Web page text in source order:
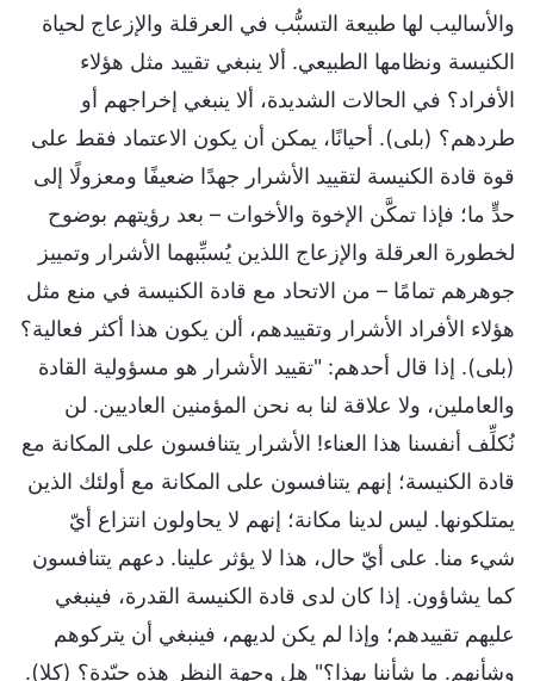
والأساليب لها طبيعة التسبُّب في العرقلة والإزعاج لحياة
الكنيسة ونظامها الطبيعي. ألا ينبغي تقييد مثل هؤلاء
الأفراد؟ في الحالات الشديدة، ألا ينبغي إخراجهم أو
طردهم؟ (بلى). أحيانًا، يمكن أن يكون الاعتماد فقط على
قوة قادة الكنيسة لتقييد الأشرار جهدًا ضعيفًا ومعزولًا إلى
حدٍّ ما؛ فإذا تمكَّن الإخوة والأخوات – بعد رؤيتهم بوضوح
لخطورة العرقلة والإزعاج اللذين يُسبِّبهما الأشرار وتمييز
جوهرهم تمامًا – من الاتحاد مع قادة الكنيسة في منع مثل
هؤلاء الأفراد الأشرار وتقييدهم، ألن يكون هذا أكثر فعالية؟
(بلى). إذا قال أحدهم: "تقييد الأشرار هو مسؤولية القادة
والعاملين، ولا علاقة لنا به نحن المؤمنين العاديين. لن
نُكلِّف أنفسنا هذا العناء! الأشرار يتنافسون على المكانة مع
قادة الكنيسة؛ إنهم يتنافسون على المكانة مع أولئك الذين
يمتلكونها. ليس لدينا مكانة؛ إنهم لا يحاولون انتزاع أيّ
شيء منا. على أيّ حال، هذا لا يؤثر علينا. دعهم يتنافسون
كما يشاؤون. إذا كان لدى قادة الكنيسة القدرة، فينبغي
عليهم تقييدهم؛ وإذا لم يكن لديهم، فينبغي أن يتركوهم
وشأنهم. ما شأننا بهذا؟" هل وجهة النظر هذه جيّدة؟ (كلا).